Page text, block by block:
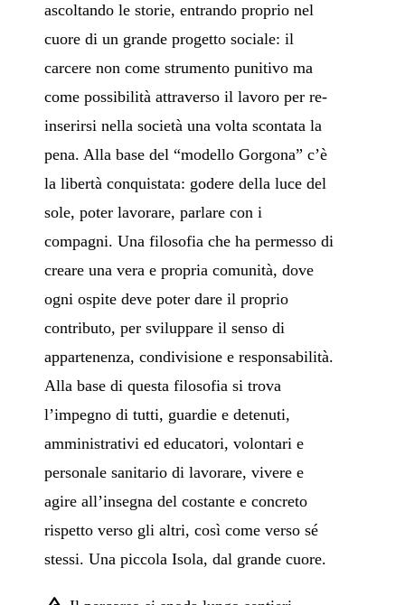
ascoltando le storie, entrando proprio nel
cuore di un grande progetto sociale: il
carcere non come strumento punitivo ma
come possibilità attraverso il lavoro per re-
inserirsi nella società una volta scontata la
pena. Alla base del “modello Gorgona” c’è
la libertà conquistata: godere della luce del
sole, poter lavorare, parlare con i
compagni. Una filosofia che ha permesso di
creare una vera e propria comunità, dove
ogni ospite deve poter dare il proprio
contributo, per sviluppare il senso di
appartenenza, condivisione e responsabilità.
Alla base di questa filosofia si trova
l’impegno di tutti, guardie e detenuti,
amministrativi ed educatori, volontari e
personale sanitario di lavorare, vivere e
agire all’insegna del costante e concreto
rispetto verso gli altri, così come verso sé
stessi. Una piccola Isola, dal grande cuore.